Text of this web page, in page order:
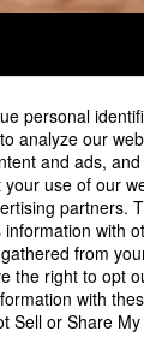
2 3 4
クの電気設備